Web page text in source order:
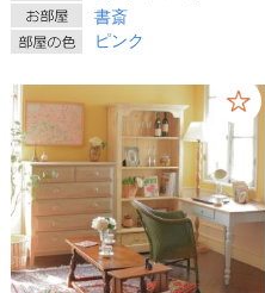
書斎
ピンク